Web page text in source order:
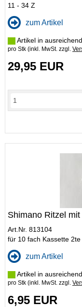
11 - 34 Z
zum Artikel
Artikel in
pro Stk (inkl. MwSt. zzgl.
29,95 EUR
Shimano Ritzel
Art.Nr. 813104
für 10 fach Kassette 2te
zum Artikel
Artikel in
pro Stk (inkl. MwSt. zzgl.
6,95 EUR